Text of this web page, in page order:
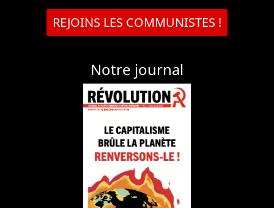
REJOINS LES COMMUNISTES !
Notre journal